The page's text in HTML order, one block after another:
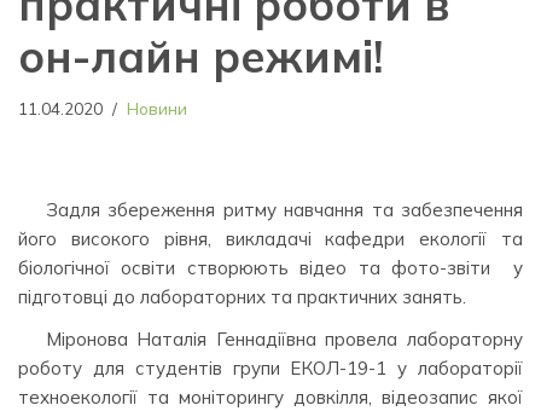
он-лайн режимі!
11.04.2020 Новини
Задля збереження ритму навчання та забезпечення
його високого рівня, викладачі кафедри екології та
біологічної освіти створюють відео та фото-звіти у
підготовці до лабораторних та практичних занять.
Міронова Наталія Геннадіївна провела лабораторну
роботу для студентів групи ЕКОЛ-19-1 у лабораторії
техноекології та моніторингу довкілля, відеозапис якої